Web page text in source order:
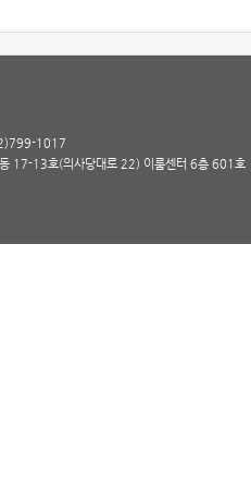
1017
17-13호(의사당대로 22) 이룸센터 6층 601호